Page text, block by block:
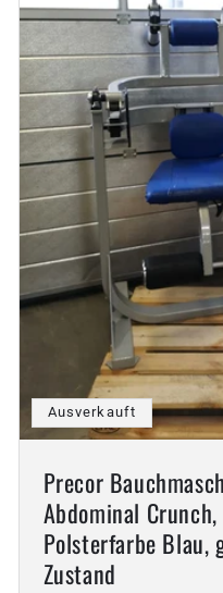
Ausverkauft
Precor
Abdominal
Polsterfarbe Blau,
Zustand